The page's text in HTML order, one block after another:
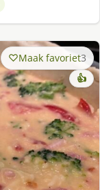
Maak favoriet3
👍